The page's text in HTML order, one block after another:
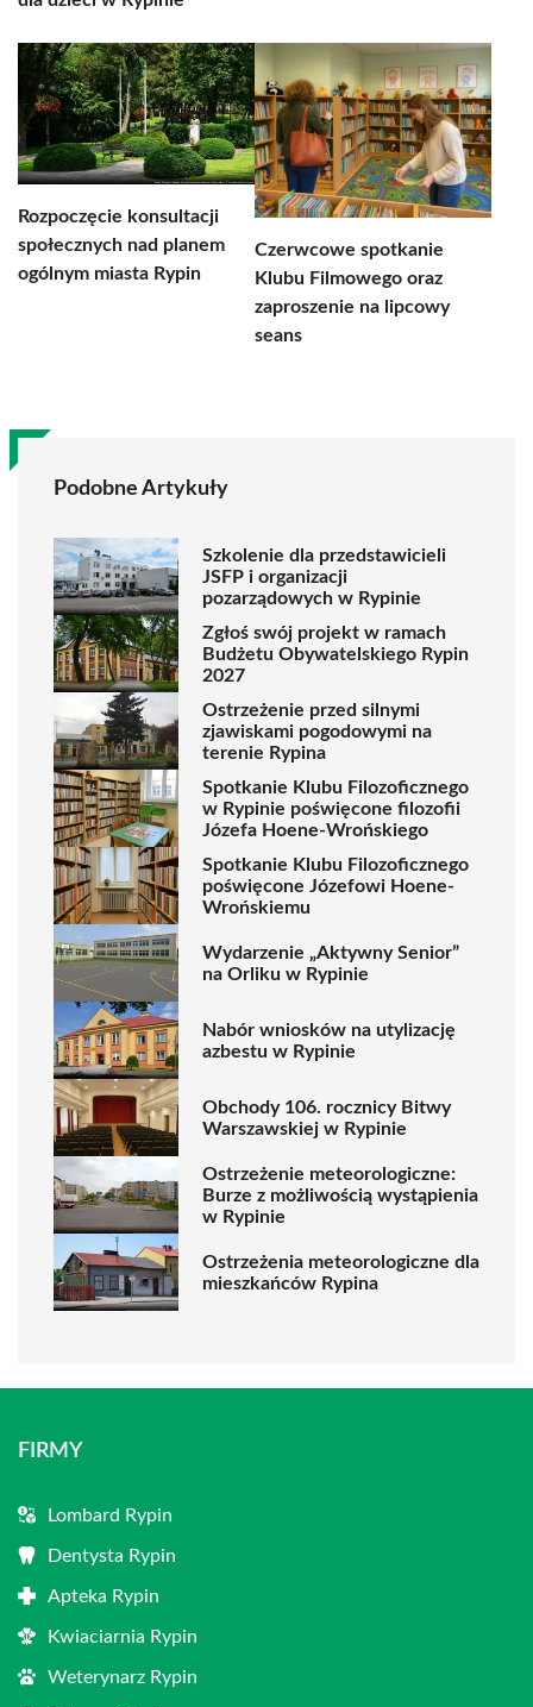
Rozpoczęcie konsultacji
społecznych nad planem
ogólnym miasta Rypin
Czerwcowe spotkanie
Klubu Filmowego oraz
zaproszenie na lipcowy
seans
Podobne Artykuły
Szkolenie dla przedstawicieli
JSFP i organizacji
pozarządowych w Rypinie
Zgłoś swój projekt w ramach
Budżetu Obywatelskiego Rypin
2027
Ostrzeżenie przed silnymi
zjawiskami pogodowymi na
terenie Rypina
Spotkanie Klubu Filozoficznego
w Rypinie poświęcone filozofii
Józefa Hoene-Wrońskiego
Spotkanie Klubu Filozoficznego
poświęcone Józefowi Hoene-
Wrońskiemu
Wydarzenie „Aktywny Senior”
na Orliku w Rypinie
Nabór wniosków na utylizację
azbestu w Rypinie
Obchody 106. rocznicy Bitwy
Warszawskiej w Rypinie
Ostrzeżenie meteorologiczne:
Burze z możliwością wystąpienia
w Rypinie
Ostrzeżenia meteorologiczne dla
mieszkańców Rypina
FIRMY
Lombard Rypin
Dentysta Rypin
Apteka Rypin
Kwiaciarnia Rypin
Weterynarz Rypin